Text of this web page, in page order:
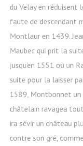
du Velay en
faute de descendant
Montlaur en 1439.
Maubec qui prit la
jusqu’en 1551 où un
suite pour la laisser
1589, Montbonnet un
châtelain ravagea
ira sévir un château
contre son gré,